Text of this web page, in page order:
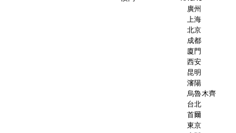
廣州
上海
北京
成都
廈門
西安
昆明
瀋陽
烏魯木齊
台北
首爾
東京